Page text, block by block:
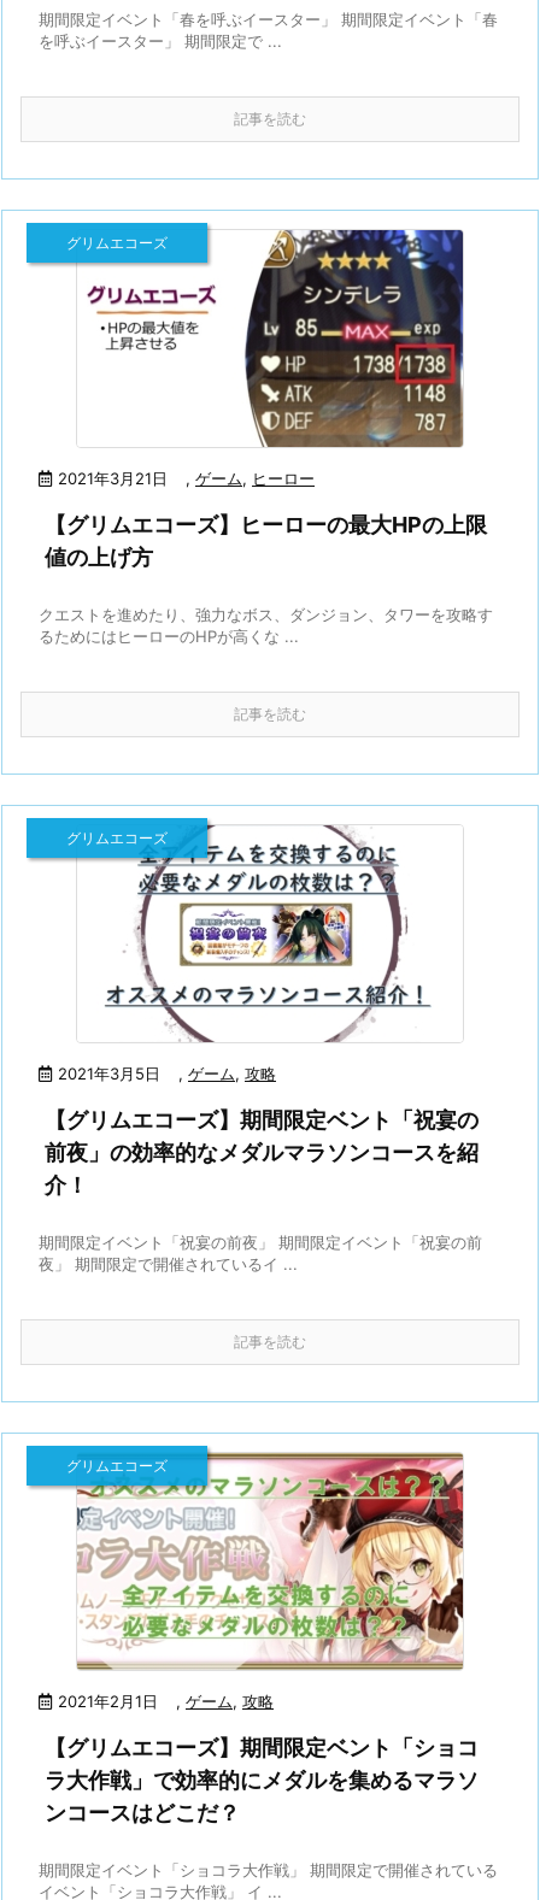
期間限定イベント「春を呼ぶイースター」 期間限定イベント「春
を呼ぶイースター」 期間限定で ...
記事を読む
2021年3月21日
グリムエコーズ
, ゲーム, ヒーロー
【グリムエコーズ】ヒーローの最大HPの上限
値の上げ方
クエストを進めたり、強力なボス、ダンジョン、タワーを攻略す
るためにはヒーローのHPが高くな ...
記事を読む
2021年3月5日
グリムエコーズ
, ゲーム, 攻略
【グリムエコーズ】期間限定ベント「祝宴の
前夜」の効率的なメダルマラソンコースを紹
介！
期間限定イベント「祝宴の前夜」 期間限定イベント「祝宴の前
夜」 期間限定で開催されているイ ...
記事を読む
2021年2月1日
グリムエコーズ
, ゲーム, 攻略
【グリムエコーズ】期間限定ベント「ショコ
ラ大作戦」で効率的にメダルを集めるマラソ
ンコースはどこだ？
期間限定イベント「ショコラ大作戦」 期間限定で開催されている
イベント「ショコラ大作戦」 イ ...